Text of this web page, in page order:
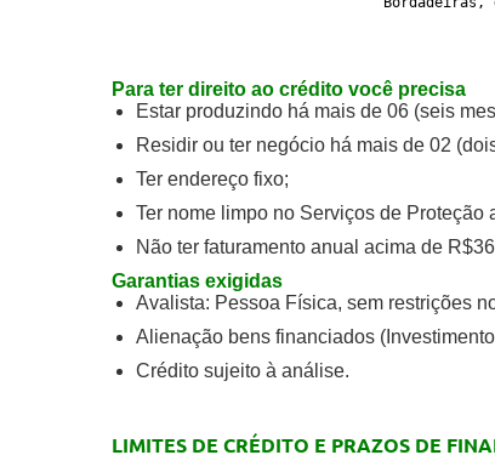
Para ter direito ao crédito você precisa
Estar produzindo há mais de 06 (seis
Residir ou ter negócio há mais de 02
Ter endereço fixo;
Ter nome limpo no Serviços de
Não ter faturamento anual acima de
Garantias exigidas
Avalista: Pessoa Física, sem restrições
Alienação bens financiados
Crédito sujeito à análise.
LIMITES DE CRÉDITO E PRAZOS DE